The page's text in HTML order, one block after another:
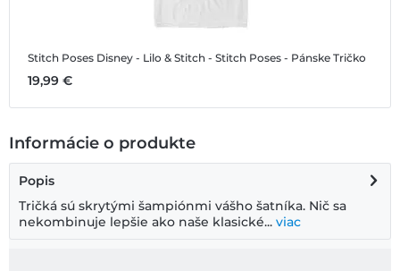
Stitch Poses Disney - Lilo & Stitch - Stitch Poses - Pánske Tričko
19,99 €
Informácie o produkte
Popis
Tričká sú skrytými šampiónmi vášho šatníka. Nič sa
nekombinuje lepšie ako naše klasické... viac